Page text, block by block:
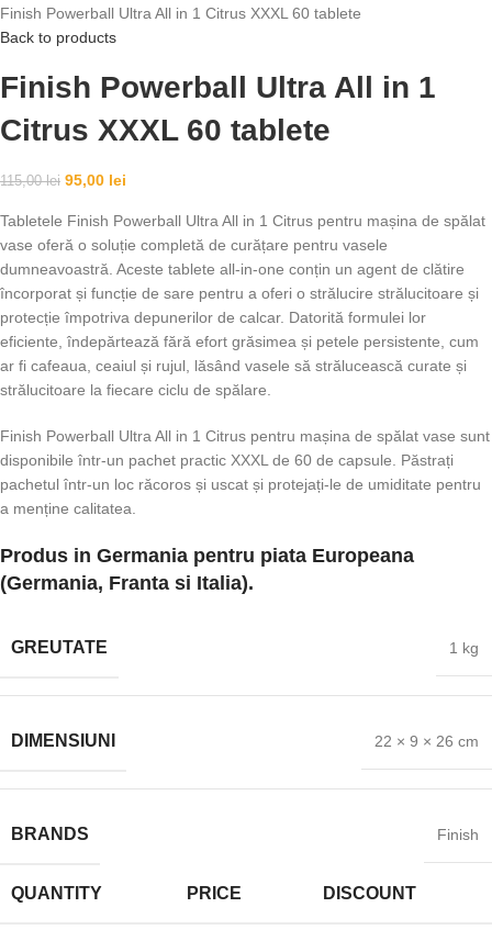
Finish Powerball Ultra All in 1 Citrus XXXL 60 tablete
Back to products
Finish Powerball Ultra All in 1
Citrus XXXL 60 tablete
115,00lei 95,00 lei
Tabletele Finish Powerball Ultra All in 1 Citrus pentru mașina de spălat
vase oferă o soluție completă de curățare pentru vasele
dumneavoastră. Aceste tablete all-in-one conțin un agent de clătire
încorporat și funcție de sare pentru a oferi o strălucire strălucitoare și
protecție împotriva depunerilor de calcar. Datorită formulei lor
eficiente, îndepărtează fără efort grăsimea și petele persistente, cum
ar fi cafeaua, ceaiul și rujul, lăsând vasele să strălucească curate și
strălucitoare la fiecare ciclu de spălare.
Finish Powerball Ultra All in 1 Citrus pentru mașina de spălat vase sunt
disponibile într-un pachet practic XXXL de 60 de capsule. Păstrați
pachetul într-un loc răcoros și uscat și protejați-le de umiditate pentru
a menține calitatea.
Produs in Germania pentru piata Europeana
(Germania, Franta si Italia).
GREUTATE 1 kg
DIMENSIUNI 22 × 9 × 26 cm
BRANDS Finish
QUANTITY PRICE DISCOUNT